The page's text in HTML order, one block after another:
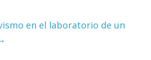
en el laboratorio de un